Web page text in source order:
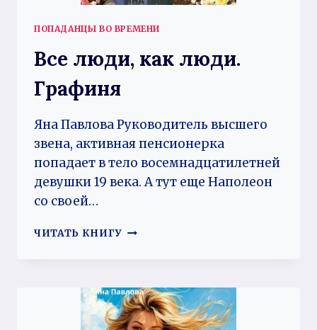
ПОПАДАНЦЫ ВО ВРЕМЕНИ
Все люди, как люди.
Графиня
Яна Павлова Руководитель высшего
звена, активная пенсионерка
попадает в тело восемнадцатилетней
девушки 19 века. А тут еще Наполеон
со своей…
ЧИТАТЬ КНИГУ ВСЕ
ГРАФИНЯ